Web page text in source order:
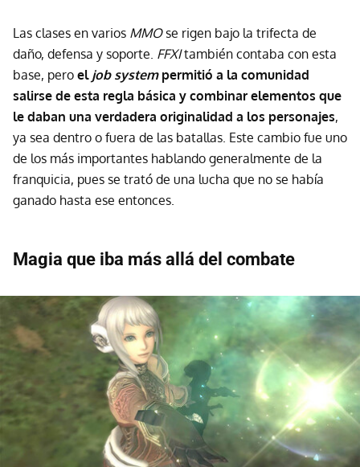
Las clases en varios MMOse rigen bajo la trifecta de
daño, defensa y soporte. FFXItambién contaba con esta
base, pero el job systempermitió a la comunidad
salirse de esta regla básica y combinar elementos que
le daban una verdadera originalidad a los personajes,
ya sea dentro o fuera de las batallas. Este cambio fue uno
de los más importantes hablando generalmente de la
franquicia, pues se trató de una lucha que no se había
ganado hasta ese entonces.
Magia que iba más allá del combate